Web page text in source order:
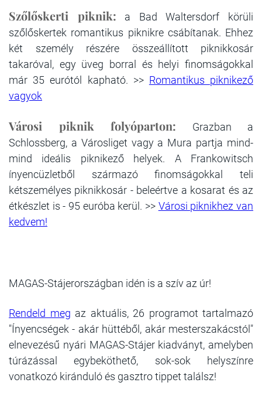
Szőlőskerti piknik: a Bad Waltersdorf körüli
szőlőskertek romantikus piknikre csábítanak. Ehhez
két személy részére összeállított piknikkosár
takaróval, egy üveg borral és helyi finomságokkal
már 35 eurótól kapható. >> Romantikus piknikező
vagyok
Városi piknik folyóparton: Grazban a
Schlossberg, a Városliget vagy a Mura partja mind-
mind ideális piknikező helyek. A Frankowitsch
ínyencüzletből származó finomságokkal teli
kétszemélyes piknikkosár - beleértve a kosarat és az
étkészlet is - 95 euróba kerül. >> Városi piknikhez van
kedvem!
MAGAS-Stájerországban idén is a szív az úr!
Rendeld meg az aktuális, 26 programot tartalmazó
"Ínyencségek - akár hüttéből, akár mesterszakácstól"
elnevezésű nyári MAGAS-Stájer kiadványt, amelyben
túrázással egybeköthető, sok-sok helyszínre
vonatkozó kiránduló és gasztro tippet találsz!